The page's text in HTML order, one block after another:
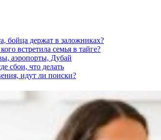
бойца держат в заложниках?
встретила семья в тайге?
аэропорты, Дубай
сбои, что делать
идут ли поиски?